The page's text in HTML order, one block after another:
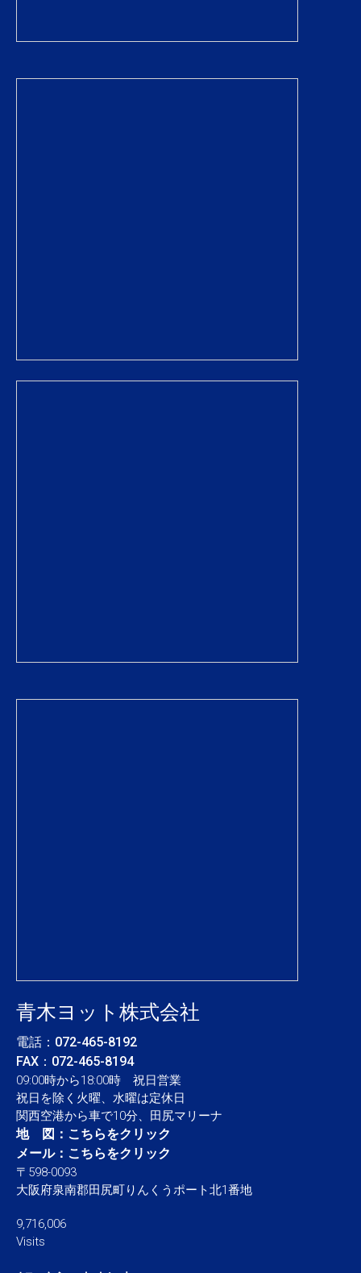
青木ヨット株式会社
電話： 072-465-8192
FAX：072-465-8194
09:00時から18:00時 祝日営業
祝日を除く火曜、水曜は定休日
関西空港から車で10分、田尻マリーナ
地 図： こちらをクリック
メール： こちらをクリック
〒598-0093
大阪府泉南郡田尻町りんくうポート北1番地
9,716,006
Visits